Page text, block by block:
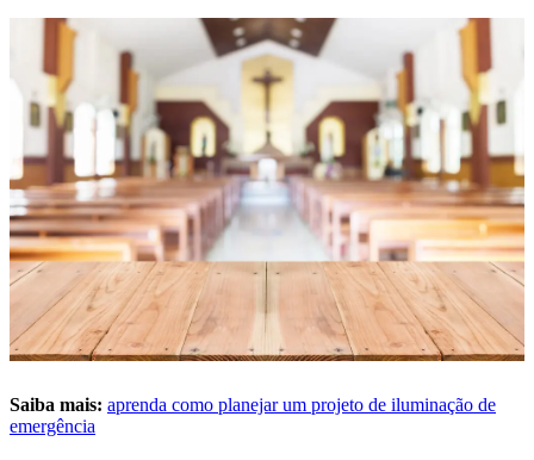
Saiba mais: aprenda como planejar um projeto de iluminação de
emergência